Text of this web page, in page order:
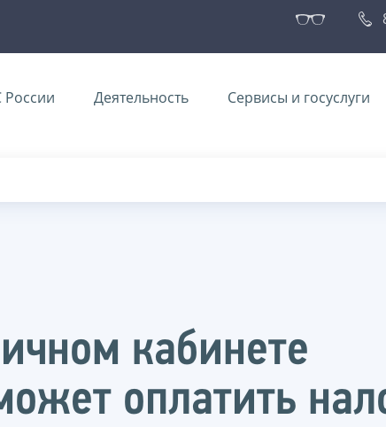
Деятельность Сервисы и госуслуги
кабинете
оплатить